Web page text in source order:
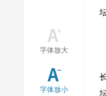
字体放大
字体放小